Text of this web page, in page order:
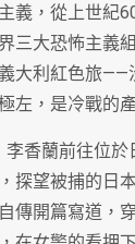
義，從上世紀
三大恐怖主義
大利紅色旅——
左，是冷戰的
香蘭前往位於
探望被捕的日
傳開篇寫道，